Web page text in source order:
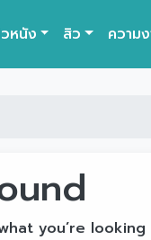
หนัง สิว ความ
you’re